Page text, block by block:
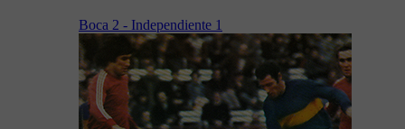
Boca 2 - Independiente 1